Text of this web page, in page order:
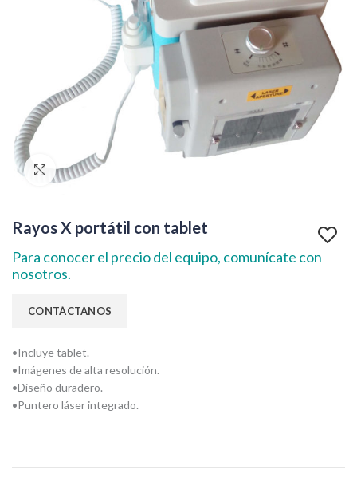
Clic para agrandar
Rayos X portátil con tablet
Para conocer el precio del equipo, comunícate con
nosotros.
•Incluye tablet.
•Imágenes de alta resolución.
•Diseño duradero.
•Puntero láser integrado.